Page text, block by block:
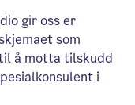
gir oss er
som
å motta tilskudd
i